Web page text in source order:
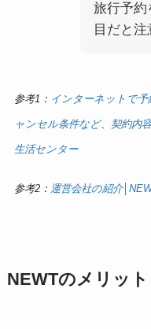
旅行予約
目だと注
参考1： インターネットで
ャンセル条件など、契約内
生活センター
参考2： 運営会社の紹介
NEWTのメリット